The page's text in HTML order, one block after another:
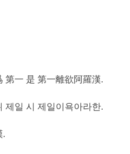
第一 是 第一離欲阿羅漢.
제일 시 제일이욕아라한.
.